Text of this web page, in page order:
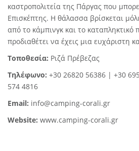
καστροπολιτεία της Πάργας που
Επισκέπτης. Η θάλασσα βρίσκεται
από το κάμπινγκ και το καταπληκτικό
προδιαθέτει να έχεις μια ευχάριστη
Τοποθεσία: Ριζά Πρέβεζας
Τηλέφωνο: +30 26820 56386 | +30
574 4816
Email: info@camping-corali.gr
Website: www.camping-corali.gr